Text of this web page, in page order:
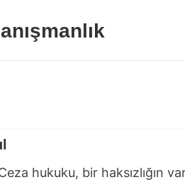
hukuku, bir haksızlığın